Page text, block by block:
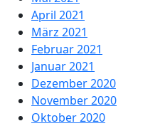
April 2021
März 2021
Februar 2021
Januar 2021
Dezember 2020
November 2020
Oktober 2020